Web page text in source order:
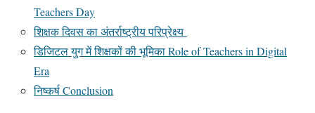
Teachers Day
शिक्षक दिवस का अंतर्राष्ट्रीय परिप्रेक्ष्य
डिजिटल युग में शिक्षकों की भूमिका Role of Teachers in Digital
Era
निष्कर्ष Conclusion